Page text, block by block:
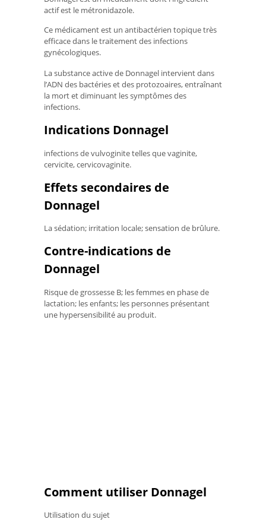
actif est le métronidazole.
Ce médicament est un antibactérien topique très
efficace dans le traitement des infections
gynécologiques.
La substance active de Donnagel intervient dans
l’ADN des bactéries et des protozoaires, entraînant
la mort et diminuant les symptômes des
infections.
Indications Donnagel
infections de vulvoginite telles que vaginite,
cervicite, cervicovaginite.
Effets secondaires de
Donnagel
La sédation; irritation locale; sensation de brûlure.
Contre-indications de
Donnagel
Risque de grossesse B; les femmes en phase de
lactation; les enfants; les personnes présentant
une hypersensibilité au produit.
Comment utiliser Donnagel
Utilisation du sujet